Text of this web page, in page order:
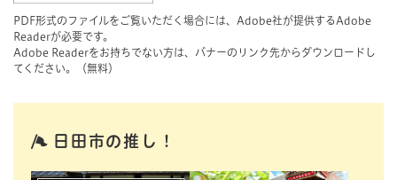
PDF形式のファイルをご覧いただく場合には、Adobe社が提供するAdobe
Readerが必要です。
Adobe Readerをお持ちでない方は、バナーのリンク先からダウンロードし
てください。（無料）
日田市の推し！